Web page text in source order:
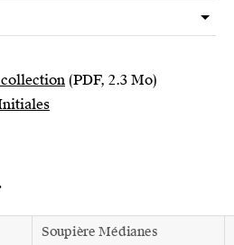
(PDF, 2.3 Mo)
Soupière Médianes